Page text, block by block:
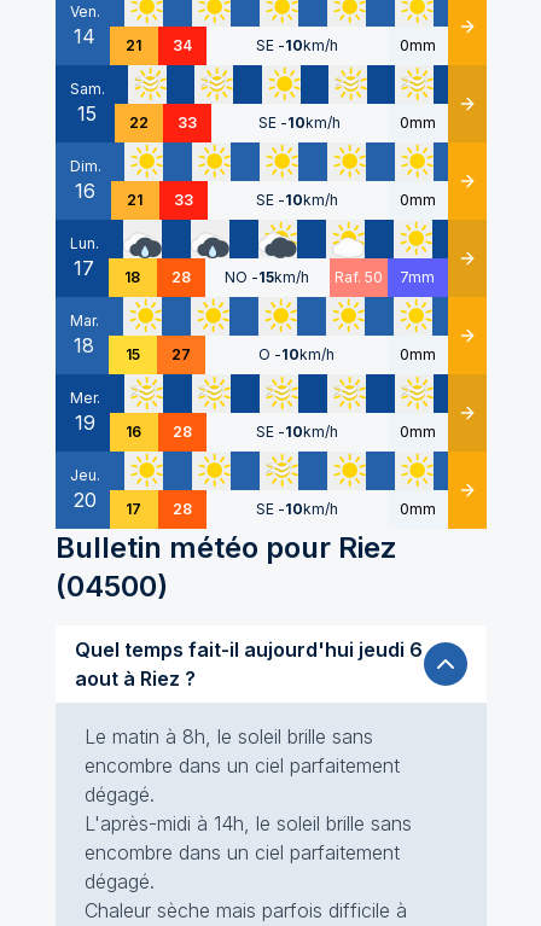
Ven.
14 21 34 SE -10km/h 0mm Détails
Sam.
15 22 33 SE -10km/h 0mm Détails
Dim.
16 21 33 SE -10km/h 0mm Détails
Lun.
17 18 28 NO -15km/h Raf. 50 7mm Détails
Mar.
18 15 27 O -10km/h 0mm Détails
Mer.
19 16 28 SE -10km/h 0mm Détails
Jeu.
20 17 28 SE -10km/h 0mm Détails
Bulletin météo pour Riez
(04500)
Quel temps fait-il aujourd'hui jeudi 6
aout à Riez ?
Le matin à 8h, le soleil brille sans
encombre dans un ciel parfaitement
dégagé.
L'après-midi à 14h, le soleil brille sans
encombre dans un ciel parfaitement
dégagé.
Chaleur sèche mais parfois difficile à